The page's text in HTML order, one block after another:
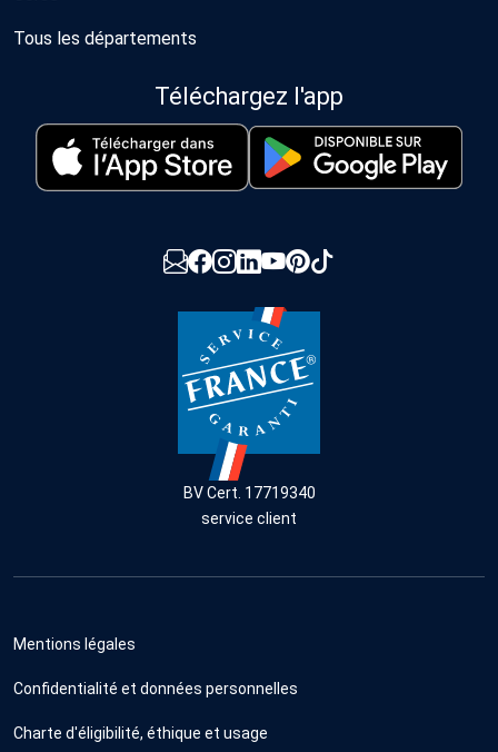
Tous les départements
Téléchargez l'app
BV Cert. 17719340
service client
Mentions légales
Confidentialité et données personnelles
Charte d'éligibilité, éthique et usage